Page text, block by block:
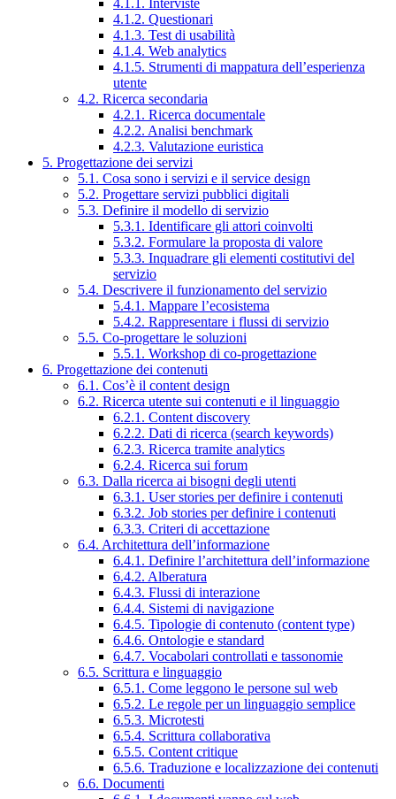
4.1.1. Interviste
4.1.2. Questionari
4.1.3. Test di usabilità
4.1.4. Web analytics
4.1.5. Strumenti di mappatura dell’esperienza
utente
4.2. Ricerca secondaria
4.2.1. Ricerca documentale
4.2.2. Analisi benchmark
4.2.3. Valutazione euristica
5. Progettazione dei servizi
5.1. Cosa sono i servizi e il service design
5.2. Progettare servizi pubblici digitali
5.3. Definire il modello di servizio
5.3.1. Identificare gli attori coinvolti
5.3.2. Formulare la proposta di valore
5.3.3. Inquadrare gli elementi costitutivi del
servizio
5.4. Descrivere il funzionamento del servizio
5.4.1. Mappare l’ecosistema
5.4.2. Rappresentare i flussi di servizio
5.5. Co-progettare le soluzioni
5.5.1. Workshop di co-progettazione
6. Progettazione dei contenuti
6.1. Cos’è il content design
6.2. Ricerca utente sui contenuti e il linguaggio
6.2.1. Content discovery
6.2.2. Dati di ricerca (search keywords)
6.2.3. Ricerca tramite analytics
6.2.4. Ricerca sui forum
6.3. Dalla ricerca ai bisogni degli utenti
6.3.1. User stories per definire i contenuti
6.3.2. Job stories per definire i contenuti
6.3.3. Criteri di accettazione
6.4. Architettura dell’informazione
6.4.1. Definire l’architettura dell’informazione
6.4.2. Alberatura
6.4.3. Flussi di interazione
6.4.4. Sistemi di navigazione
6.4.5. Tipologie di contenuto (content type)
6.4.6. Ontologie e standard
6.4.7. Vocabolari controllati e tassonomie
6.5. Scrittura e linguaggio
6.5.1. Come leggono le persone sul web
6.5.2. Le regole per un linguaggio semplice
6.5.3. Microtesti
6.5.4. Scrittura collaborativa
6.5.5. Content critique
6.5.6. Traduzione e localizzazione dei contenuti
6.6. Documenti